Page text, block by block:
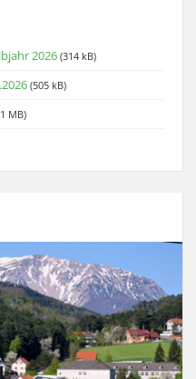
2026(314 kB)
(505 kB)
MB)